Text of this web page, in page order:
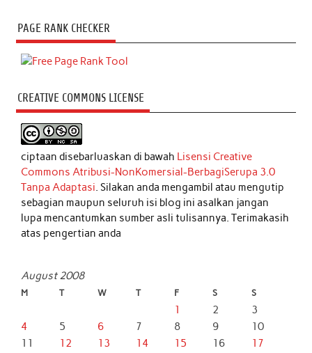
PAGE RANK CHECKER
CREATIVE COMMONS LICENSE
ciptaan disebarluaskan di bawah Lisensi Creative
Commons Atribusi-NonKomersial-BerbagiSerupa 3.0
Tanpa Adaptasi. Silakan anda mengambil atau mengutip
sebagian maupun seluruh isi blog ini asalkan jangan
lupa mencantumkan sumber asli tulisannya. Terimakasih
atas pengertian anda
August 2008
M T W T F S S
1 2
3
4
5 6 7 8 9
10
11
12 13 14 15 16
17